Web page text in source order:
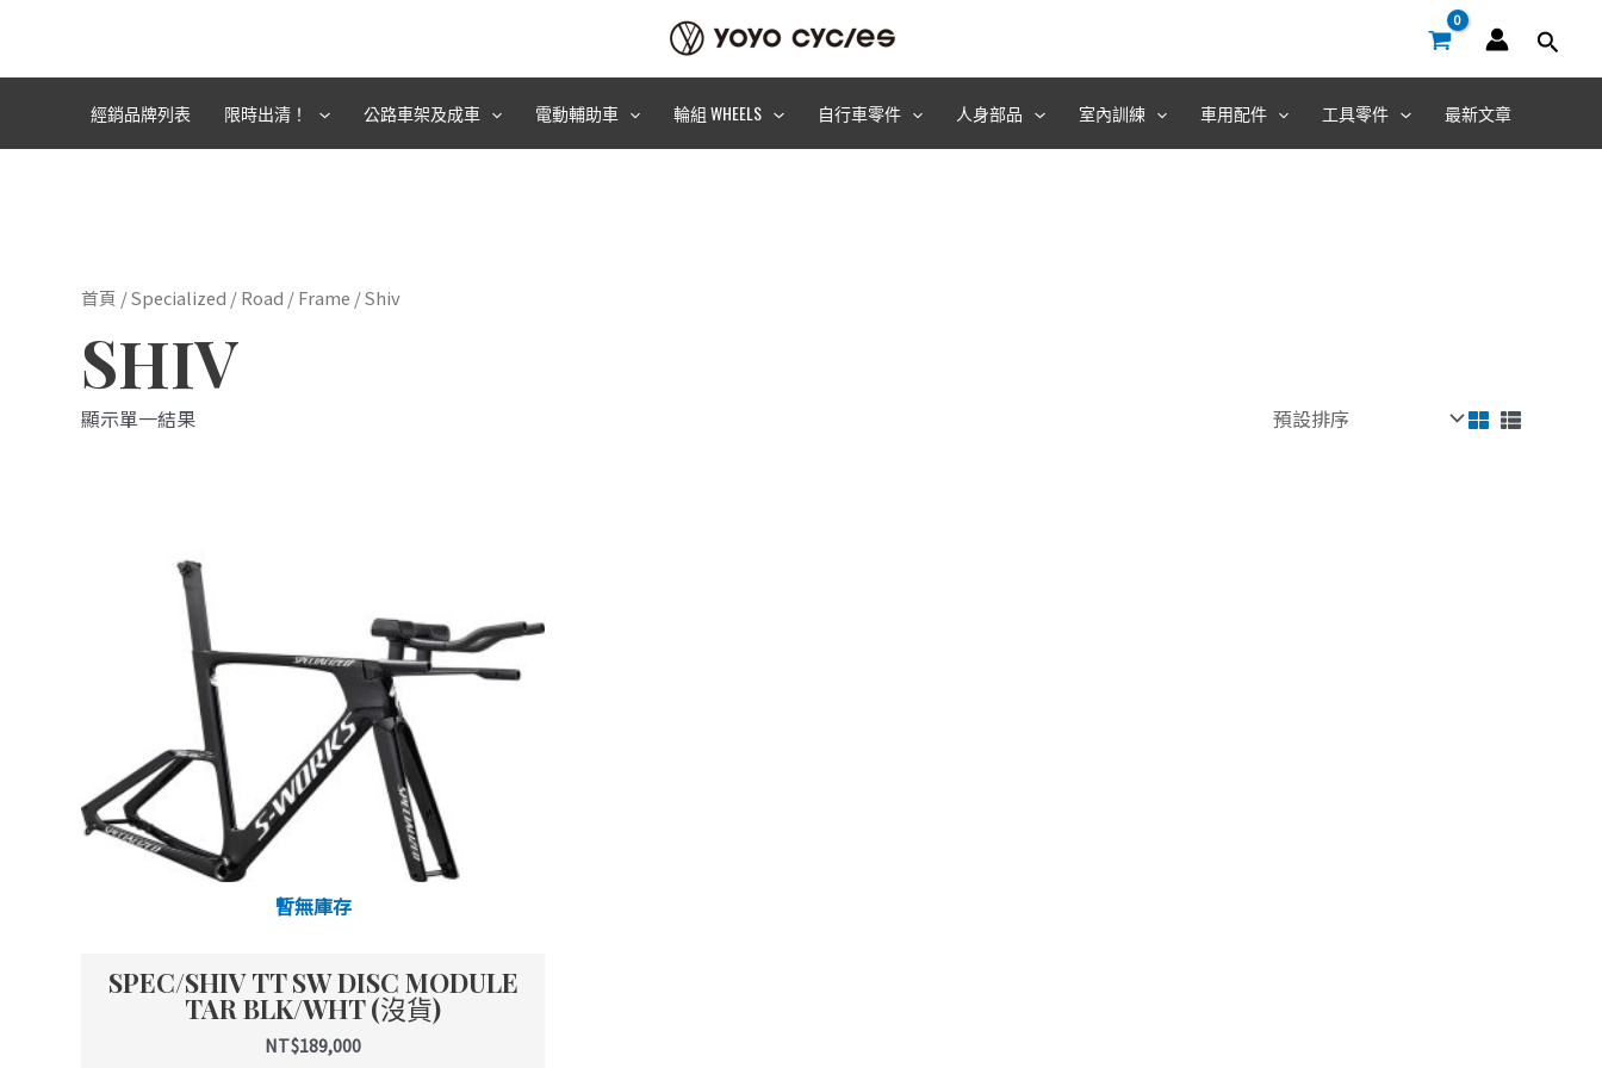
主
經銷品牌列表 限時出清！ 公路車架及成車 電動輔助車 輪組 WHEELS 自行車零件 人身部品 室內訓練 車用配件 工具零件 最新文章
首頁 /Specialized /Road /Frame / Shiv
SHIV
顯示單一結果
暫無庫存
SPEC/SHIV TT SW DISC MODULE
TAR BLK/WHT (沒貨)
NT$189,000